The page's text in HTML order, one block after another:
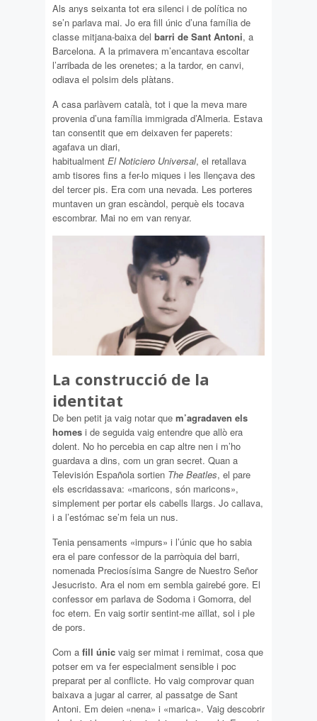
Als anys seixanta tot era silenci i de política no
se’n parlava mai. Jo era fill únic d’una família de
classe mitjana-baixa del barri de Sant Antoni, a
Barcelona. A la primavera m’encantava escoltar
l’arribada de les orenetes; a la tardor, en canvi,
odiava el polsim dels plàtans.
A casa parlàvem català, tot i que la meva mare
provenia d’una família immigrada d’Almeria. Estava
tan consentit que em deixaven fer paperets:
agafava un diari,
habitualment El Noticiero Universal, el retallava
amb tisores fins a fer-lo miques i les llençava des
del tercer pis. Era com una nevada. Les porteres
muntaven un gran escàndol, perquè els tocava
escombrar. Mai no em van renyar.
La construcció de la
identitat
De ben petit ja vaig notar que m’agradaven els
homes i de seguida vaig entendre que allò era
dolent. No ho percebia en cap altre nen i m’ho
guardava a dins, com un gran secret. Quan a
Televisión Española sortien The Beatles, el pare
els escridassava: «maricons, són maricons»,
simplement per portar els cabells llargs. Jo callava,
i a l’estómac se’m feia un nus.
Tenia pensaments «impurs» i l’únic que ho sabia
era el pare confessor de la parròquia del barri,
nomenada Preciosísima Sangre de Nuestro Señor
Jesucristo. Ara el nom em sembla gairebé gore. El
confessor em parlava de Sodoma i Gomorra, del
foc etern. En vaig sortir sentint-me aïllat, sol i ple
de pors.
Com a fill únic vaig ser mimat i remimat, cosa que
potser em va fer especialment sensible i poc
preparat per al conflicte. Ho vaig comprovar quan
baixava a jugar al carrer, al passatge de Sant
Antoni. Em deien «nena» i «marica». Vaig descobrir